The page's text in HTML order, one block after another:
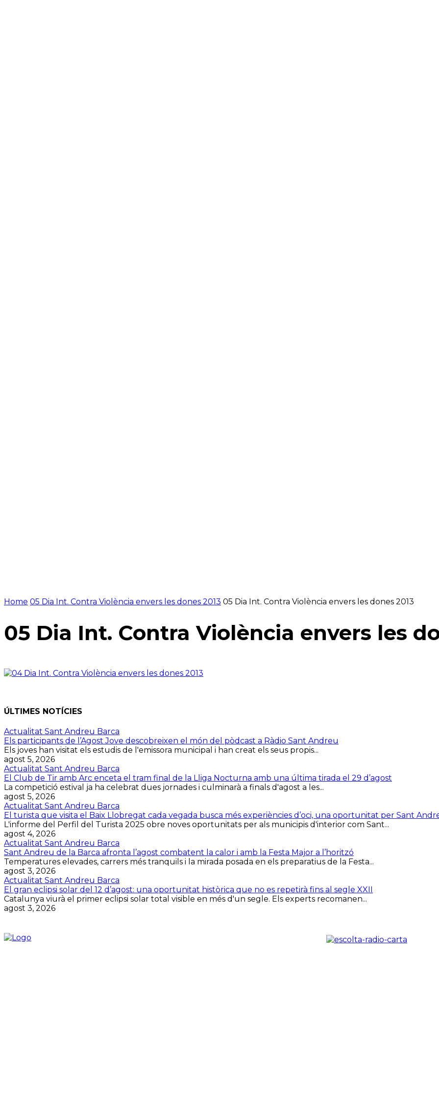
Home 05 Dia Int. Contra Violència envers les dones 2013 05 Dia Int. Contra Violència envers les dones 2013
05 Dia Int. Contra Violència envers les
ÚLTIMES NOTÍCIES
Actualitat Sant Andreu Barca
Els participants de l’Agost Jove descobreixen el món del pòdcast a Ràdio Sant Andreu
Els joves han visitat els estudis de l'emissora municipal i han creat els seus propis...
agost 5, 2026
Actualitat Sant Andreu Barca
El Club de Tir amb Arc enceta el tram final de la Lliga Nocturna amb una última tirada el 29 d’agost
La competició estival ja ha celebrat dues jornades i culminarà a finals d'agost a les...
agost 5, 2026
Actualitat Sant Andreu Barca
El turista que visita el Baix Llobregat cada vegada busca més experiències d’oci, una oportunitat per Sant
L'informe del Perfil del Turista 2025 obre noves oportunitats per als municipis d'interior com Sant...
agost 4, 2026
Actualitat Sant Andreu Barca
Sant Andreu de la Barca afronta l’agost combatent la calor i amb la Festa Major a l’horitzó
Temperatures elevades, carrers més tranquils i la mirada posada en els preparatius de la Festa...
agost 3, 2026
Actualitat Sant Andreu Barca
El gran eclipsi solar del 12 d’agost: una oportunitat històrica que no es repetirà fins al segle XXII
Catalunya viurà el primer eclipsi solar total visible en més d'un segle. Els experts recomanen...
agost 3, 2026